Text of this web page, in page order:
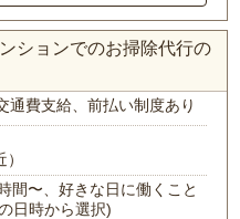
ションでのお掃除代行の
通費支給、前払い制度あり
間〜、好きな日に働くこと
日時から選択)